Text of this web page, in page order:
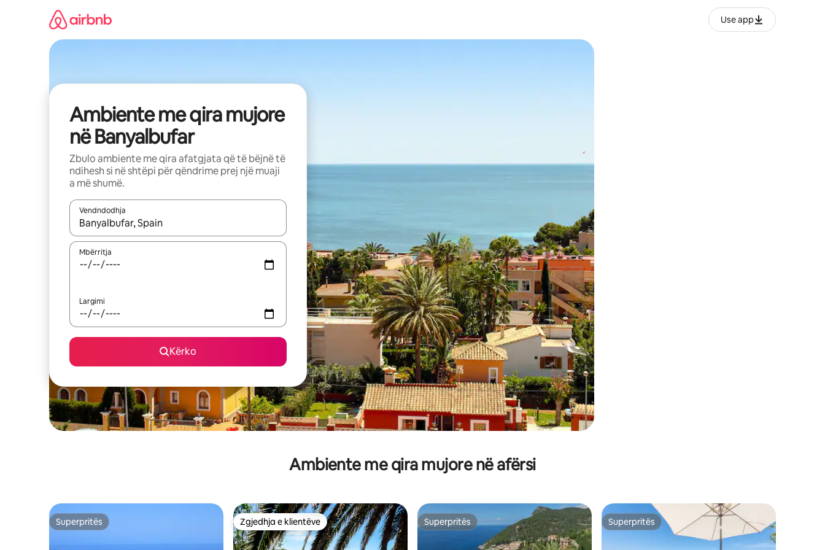
Use app
Ambiente me qira mujore
në Banyalbufar
Zbulo ambiente me qira afatgjata që të bëjnë të
ndihesh si në shtëpi për qëndrime prej një muaji
a më shumë.
Vendndodhja
Kur rezultatet të jenë të disponueshme, lëviz me butonat e shigjetave lart e poshtë ose eksploro duke prekur ose duke lëvizur ekranin.
Mbërritja
Largimi
Kërko
Ambiente me qira mujore në afërsi
Superpritës
Superpritës Zgjedhja e klientëve
Zgjedhja e klientëve Superpritës
Superpritës Superpritës
Superpritës